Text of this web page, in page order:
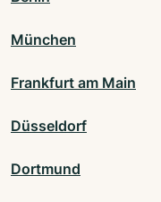
München
Frankfurt am Main
Düsseldorf
Dortmund